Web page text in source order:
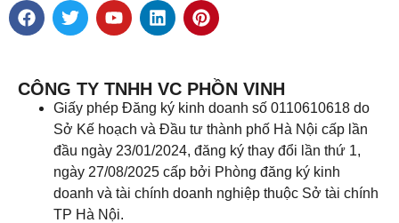
CÔNG TY TNHH VC PHỒN VINH
Giấy phép Đăng ký kinh doanh số 0110610618 do
Sở Kế hoạch và Đầu tư thành phố Hà Nội cấp lần
đầu ngày 23/01/2024, đăng ký thay đổi lần thứ 1,
ngày 27/08/2025 cấp bởi Phòng đăng ký kinh
doanh và tài chính doanh nghiệp thuộc Sở tài chính
TP Hà Nội.